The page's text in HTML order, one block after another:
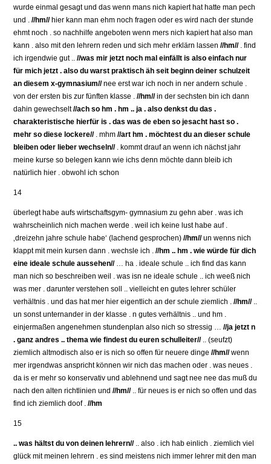
wurde einmal gesagt und das wenn mans nich kapiert hat hatte man pech
und .//hm//hier kann man ehm noch fragen oder es wird nach der stunde
ehmt noch . so nachhilfe angeboten wenn mers nich kapiert hat also man
kann . also mit den lehrern reden und sich mehr erklärn lassen//hm//. find
ich irgendwie gut ..//was mir jetzt noch mal einfällt is also einfach nur
für mich jetzt . also du warst praktisch äh seit beginn deiner schulzeit
an diesem x-gymnasium//nee erst war ich noch in ner andern schule .
von der ersten bis zur fünften klasse .//hm//in der sechsten bin ich dann
dahin gewechselt//ach so hm . hm .. ja . also denkst du das .
charakteristische hierfür is . das was de eben so jesacht hast so .
mehr so diese lockere//. mhm//art hm . möchtest du an dieser schule
bleiben oder lieber wechseln//. kommt drauf an wenn ich nächst jahr
meine kurse so belegen kann wie ichs denn möchte dann bleib ich
natürlich hier . obwohl ich schon
14
überlegt habe aufs wirtschaftsgym- gymnasium zu gehn aber . was ich
wahrscheinlich nich machen werde . weil ich keine lust habe auf .
‚dreizehn jahre schule habe‘ (lachend gesprochen)//hm//un wenns nich
klappt mit mein kursen dann . wechsle ich .//hm .. hm . wie würde für dich
eine ideale schule aussehen//… ha . ideale schule .. ich find das kann
man nich so beschreiben weil . was isn ne ideale schule .. ich weeß nich
was mer . darunter verstehen soll .. vielleicht en gutes lehrer schüler
verhältnis . und das hat mer hier eigentlich an der schule ziemlich .//hm//..
un sonst unternander in der klasse . n gutes verhältnis .. und hm .
einjermaßen angenehmen stundenplan also nich so stressig …//ja jetzt n
. ganz andres .. thema wie findest du euren schulleiter//.. (seufzt)
ziemlich altmodisch also er is nich so offen für neuere dinge//hm//wenn
mer irgendwas anspricht können wir nich das machen oder . was neues .
da is er mehr so konservativ und ablehnend und sagt nee nee das muß du
nach den alten richtlinien und//hm//.. für neues is er nich so offen und das
find ich ziemlich doof .//hm
15
.. was hältst du von deinen lehrern//.. also . ich hab einlich . ziemlich viel
glück mit meinen lehrern . es sind meistens nich immer lehrer mit den man